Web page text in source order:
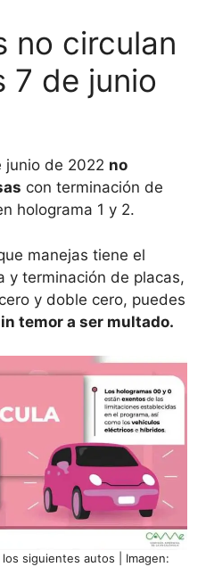
no circulan
7 de junio
junio de 2022 no
con terminación de
holograma 1 y 2.
manejas tiene el
y terminación de placas,
y doble cero, puedes
temor a ser multado.
siguientes autos | Imagen: